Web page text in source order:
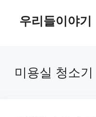
우리들이야기
미용실 청소기